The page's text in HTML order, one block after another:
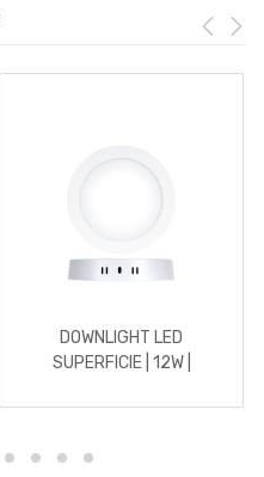
DOWNLIGHT LED
SUPERFICIE | 12W |
BLANCO